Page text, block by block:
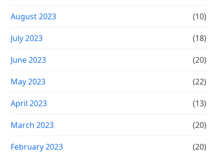
August 2023 (10)
July 2023 (18)
June 2023 (20)
May 2023 (22)
April 2023 (13)
March 2023 (20)
February 2023 (20)